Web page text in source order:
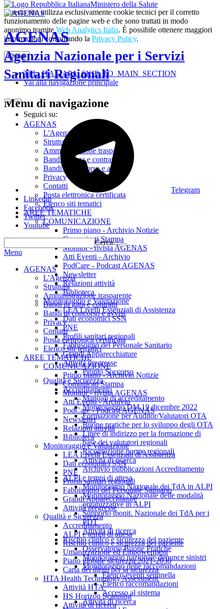
Questo sito utilizza esclusivamente cookie tecnici per il corretto
funzionamento delle pagine web e che sono trattati in modo
anonimo tramite Web Analytics Italia. È possibile ottenere maggiori
informazioni consultando la Privacy Policy.
Chiudi
TPL_ITALIAPA_SKIP_TO_MAIN_SECTION
Vai alla navigazione principale
Ministero della Salute
AGENAS
Agenzia Nazionale per i Servizi
Sanitari Regionali
Seguici su:
Telegram
Linkedin
Facebook
Twitter
Youtube
Cerca...
Menu
AGENAS
L'Agenzia
Struttura
Amministrazione trasparente
Bandi di gara e contratti
Bandi di concorso e avvisi
Privacy
Contatti
Posta elettronica certificata
Elenco siti tematici
AREE TEMATICHE
COMUNICAZIONE
Primo piano - Archivio Notizie
Comunicati Stampa
Monitor - rivista AGENAS
Atti Eventi - Archivio
PodCare - Podcast AGENAS
Newsletter
Relazioni attività
Biblioteca
Monitoraggio e Valutazione
LEA Livelli Essenziali di Assistenza
Dati economici SSN
PNE
Profili sanitari regionali
Fabbisogno del Personale Sanitario
Grandi Apparecchiature
Attività pregresse
Qualità e Sicurezza
Accreditamento
ALPI e tempi di attesa
Rischio clinico e sicurezza del paziente
Umanizzazione ed Empowerment
Piano globale sicurezza 2021-2030
Carta dei diritti per la sicurezza
HTA Health Technology Assessment
Attività HTA
HS Horizon Scanning
Attività di ricerca
Menu di navigazione
AGENAS
L'Agenzia
Struttura
Amministrazione trasparente
Bandi di gara e contratti
Bandi di concorso e avvisi
Privacy
Contatti
Posta elettronica certificata
Elenco siti tematici
AREE TEMATICHE
COMUNICAZIONE
Primo piano - Archivio Notizie
Comunicati Stampa
Monitor - rivista AGENAS
Atti Eventi - Archivio
PodCare - Podcast AGENAS
Newsletter
Relazioni attività
Biblioteca
Monitoraggio e Valutazione
LEA Livelli Essenziali di Assistenza
Dati economici SSN
PNE
Profili sanitari regionali
Fabbisogno del Personale Sanitario
Grandi Apparecchiature
Attività pregresse
Pronto Soccorso
Qualità e Sicurezza
Accreditamento
Manuali di accreditamento
Monitoraggio DM 19 dicembre 2022
Formazione per Auditor/Valutatori OTA
Buone pratiche per lo sviluppo degli OTA
Linee di indirizzo per la formazione di
base dei valutatori regionali
Ricognizione norme regionali
Attività di ricerca
Archivio pubblicazioni Accreditamento
ALPI e tempi di attesa
Monitoraggio Nazionale dei TdA in ALPI
Monitoraggio Nazionale delle modalità
organizzative in ALPI
Supporto monit. Nazionale dei TdA per i
PDT
Attività di ricerca
Rischio clinico e sicurezza del paziente
Osservatorio Buone Pratiche
Monitoraggio nazionale denunce sinistri
Monitoraggio delle raccomandazioni
Elenco eventi sentinella
Elenco raccomandazioni
Accesso al sistema
Attività di ricerca